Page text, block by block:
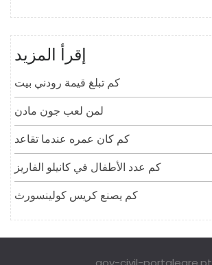
إقرأ المزيد
كم تبلغ قيمة رودني بيت
لمن لعب جون مادن
كم كان عمره عندما تقاعد
كم عدد الأطفال في كانيلو الفاريز
كم يصنع كريس كولينسورث